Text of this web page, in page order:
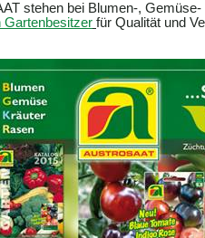
stehen bei Blumen-,
Gartenbesitzer für Qualität und